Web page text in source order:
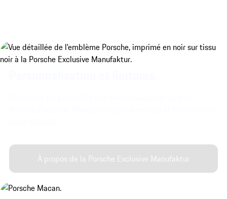
À propos de la Porsche Exclusive Manufaktur